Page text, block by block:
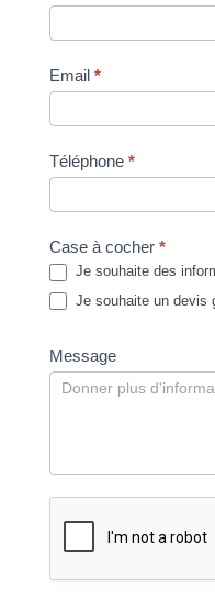
Email *
Téléphone *
Case à cocher *
Je souhaite des
Je souhaite un devis
Message